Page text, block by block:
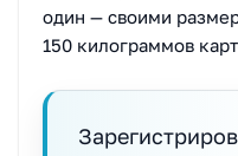
один — своими
150 килограммов